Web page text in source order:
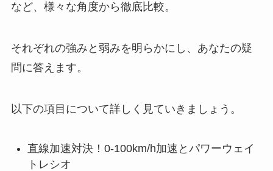
など、様々な角度から徹底比較。
それぞれの強みと弱みを明らかにし、あなたの疑
問に答えます。
以下の項目について詳しく見ていきましょう。
直線加速対決！0-100km/h加速とパワーウェイ
トレシオ